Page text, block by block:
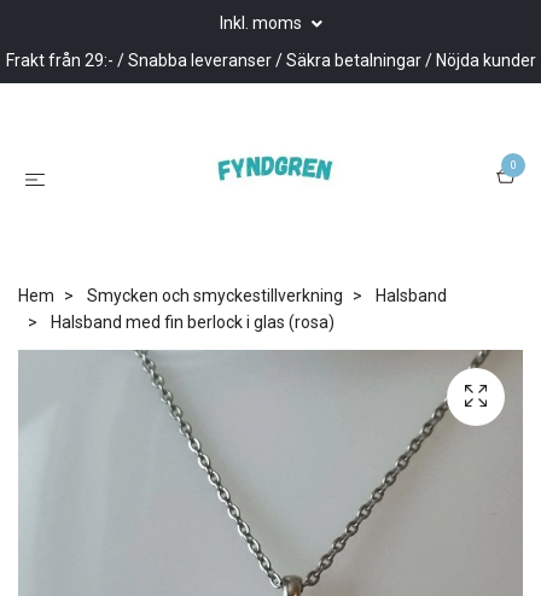
Inkl. moms
Frakt från 29:- / Snabba leveranser / Säkra betalningar / Nöjda kunder
0
Hem Smycken och smyckestillverkning
Halsband
Halsband med fin berlock i glas (rosa)